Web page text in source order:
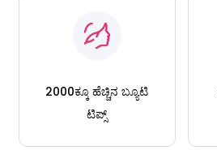
2000ಕ್ಕೂ ಹೆಚ್ಚಿನ ಬ್ಯೂಟಿ
ಟಿಪ್ಸ್